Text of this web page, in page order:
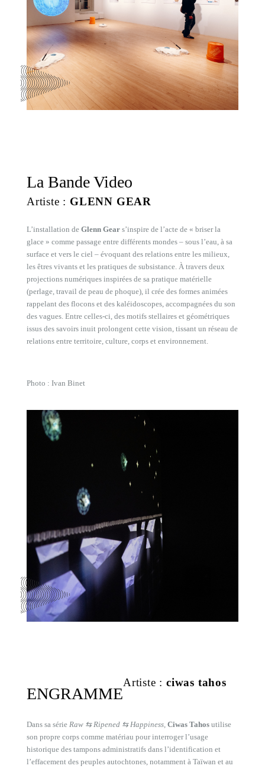
La Bande Video
Artiste : GLENN GEAR
L’installation de Glenn Gear s’inspire de l’acte de « briser la
glace » comme passage entre différents mondes – sous l’eau, à sa
surface et vers le ciel – évoquant des relations entre les milieux,
les êtres vivants et les pratiques de subsistance. À travers deux
projections numériques inspirées de sa pratique matérielle
(perlage, travail de peau de phoque), il crée des formes animées
rappelant des flocons et des kaléidoscopes, accompagnées du son
des vagues. Entre celles-ci, des motifs stellaires et géométriques
issus des savoirs inuit prolongent cette vision, tissant un réseau de
relations entre territoire, culture, corps et environnement.
Photo : Ivan Binet
ENGRAMME
Artiste : ciwas tahos
Dans sa série Raw ⇆ Ripened ⇆ Happiness, Ciwas Tahos utilise
son propre corps comme matériau pour interroger l’usage
historique des tampons administratifs dans l’identification et
l’effacement des peuples autochtones, notamment à Taïwan et au